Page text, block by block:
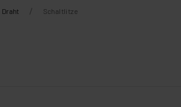
/ Schaltlitze